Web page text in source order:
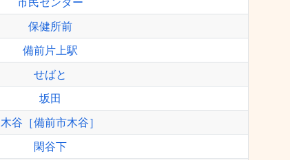
保健所前
備前片上駅
せばと
坂田
木谷［備前市木谷］
閑谷下